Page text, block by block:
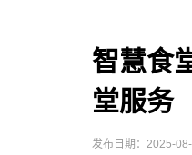
智慧食
堂服务
发布日期：2025-